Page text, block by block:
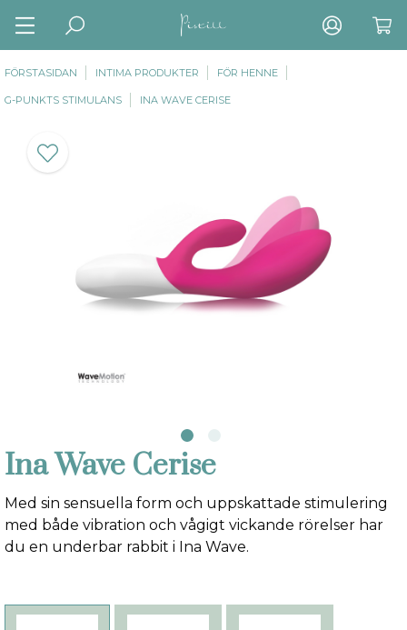
FÖRSTASIDAN INTIMA PRODUKTER FÖR HENNE
G-PUNKTS STIMULANS INA WAVE CERISE
Ina Wave Cerise
Med sin sensuella form och uppskattade stimulering
med både vibration och vågigt vickande rörelser har
du en underbar rabbit i Ina Wave.